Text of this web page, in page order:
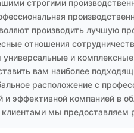
строгими
производить лучшую
отношения
универсальные и
вам наиболее
расположение с
и эффективной компанией в
клиентами мы предоставляем